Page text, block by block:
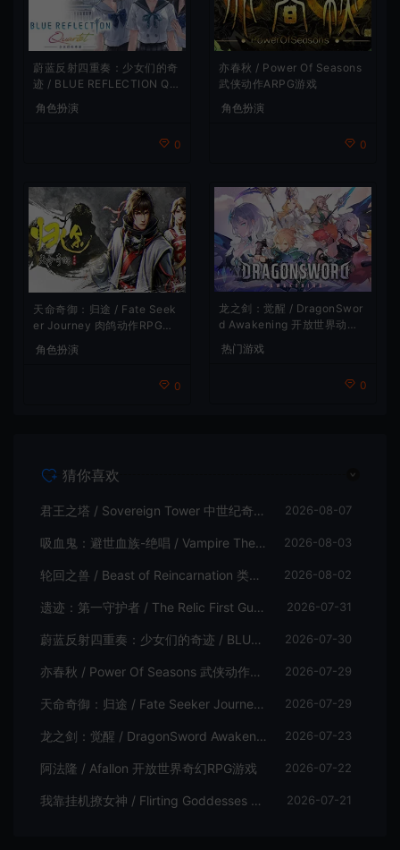
蔚蓝反射四重奏：少女们的奇
迹 / BLUE REFLECTION Qu
artet 卡通回合制RPG游戏
角色扮演
0
亦春秋 / Power Of Seasons
武侠动作ARPG游戏
角色扮演
0
天命奇御：归途 / Fate Seek
er Journey 肉鸽动作RPG游
角色扮演
0
龙之剑：觉醒 / DragonSwor
d Awakening 开放世界动作R
PG游戏
热门游戏
0
猜你喜欢
君王之塔 / Sovereign Tower 中世纪奇幻模拟RPG游戏 2026-08-07
吸血鬼：避世血族-绝唱 / Vampire The Masquerade Swansong 2026-08-03
轮回之兽 / Beast of Reincarnation 类魂硬核动作RPG游戏 2026-08-02
遗迹：第一守护者 / The Relic First Guardian 类魂动作RPG游戏 2026-07-31
蔚蓝反射四重奏：少女们的奇迹 / BLUE REFLECTION Quartet 卡通回合制RPG游戏 2026-07-30
亦春秋 / Power Of Seasons 武侠动作ARPG游戏 2026-07-29
天命奇御：归途 / Fate Seeker Journey 肉鸽动作RPG游戏 2026-07-29
龙之剑：觉醒 / DragonSword Awakening 开放世界动作RPG游戏 2026-07-23
阿法隆 / Afallon 开放世界奇幻RPG游戏 2026-07-22
我靠挂机撩女神 / Flirting Goddesses by AFK 休闲放置RPG游戏 2026-07-21